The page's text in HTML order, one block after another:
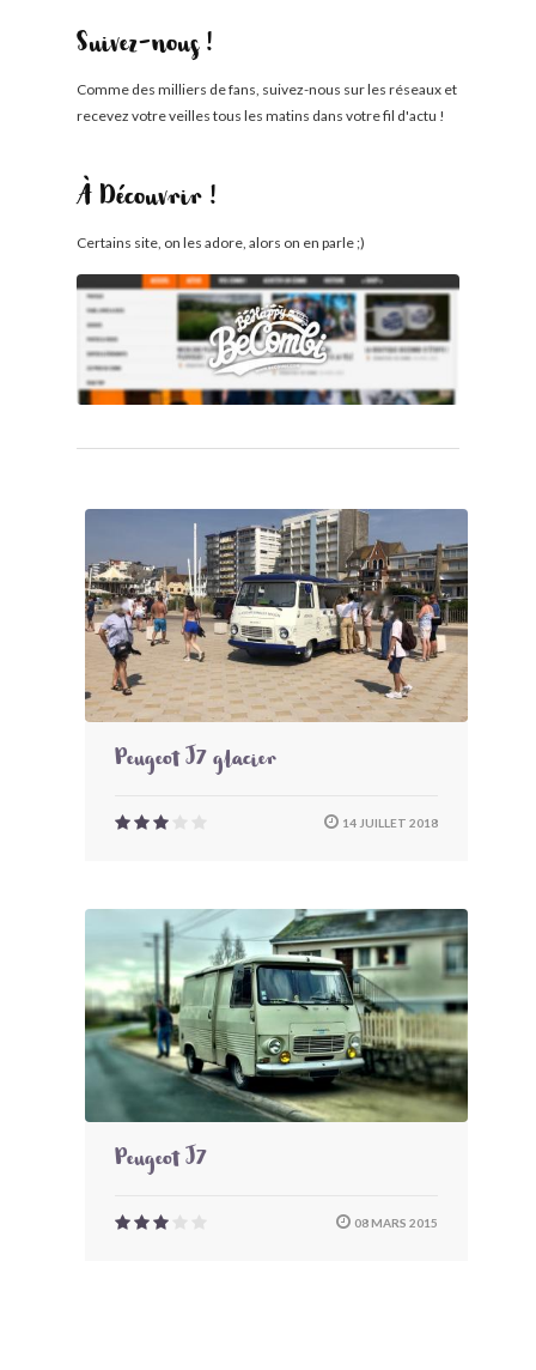
Suivez-nous !
Comme des milliers de fans, suivez-nous sur les réseaux et
recevez votre veilles tous les matins dans votre fil d'actu !
À Découvrir !
Certains site, on les adore, alors on en parle ;)
Peugeot J7 glacier
14 JUILLET 2018
Peugeot J7
08 MARS 2015